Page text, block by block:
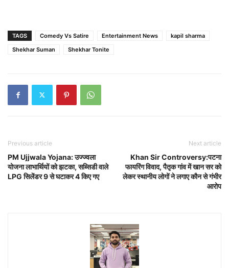
TAGS Comedy Vs Satire Entertainment News
kapil sharma
Shekhar Suman
Shekhar Tonite
Previous article
PM Ujjwala Yojana: उज्ज्वला
योजना लाभार्थियों को झटका, सब्सिडी वाले
LPG सिलेंडर 9 से घटाकर 4 किए गए
Next article
Khan Sir Controversy:पटना
फायरिंग विवाद, पैतृक गांव में खान सर को
लेकर स्थानीय लोगों ने लगाए कौन से गंभीर
आरोप